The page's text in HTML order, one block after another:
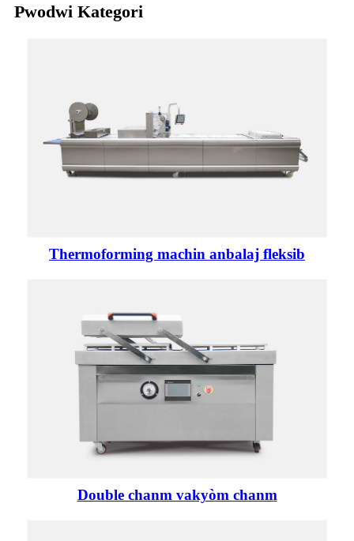
Pwodwi Kategori
Thermoforming machin anbalaj fleksib
Double chanm vakyòm chanm